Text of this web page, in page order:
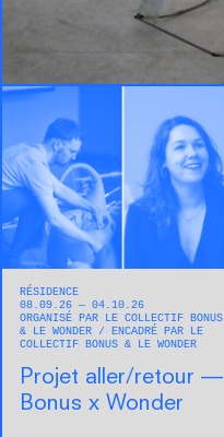
RÉSIDENCE
08.09.26 — 04.10.26
ORGANISÉ PAR LE COLLECTIF BONUS
& LE WONDER
ENCADRÉ PAR LE
COLLECTIF BONUS & LE WONDER
Projet aller/retour —
Bonus x Wonder